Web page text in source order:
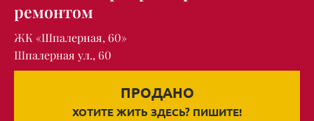
ремонтом
ЖК «Шпалерная, 60»
Шпалерная ул., 60
ПРОДАНО
ХОТИТЕ ЖИТЬ ЗДЕСЬ? ПИШИТЕ!